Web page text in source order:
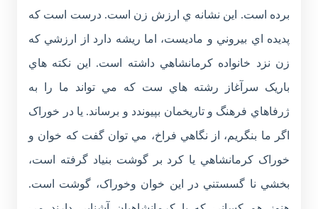
برده است. اين نشانه ي ارزش زن است. درست است که
پديده اي بيروني و ماديست، اما ريشه دارد از ارزشي که
زن نزد خانواده کرمانشاهي داشته است. اين نکته هاي
باريک سرآغاز رشته هاي ست که مي تواند ما را به
ژرفاهاي فرهنگ و تاريخمان بپيوندد و برساند. يا در خوراک
اگر ما بنگريم، از نگاهي فراخ، مي توان گفت که خوان و
خوراک کرمانشاهي يا کرد بر گوشت بنياد گرفته است،
بخشي نا گسستني در اين خوان وخوراک، گوشت است.